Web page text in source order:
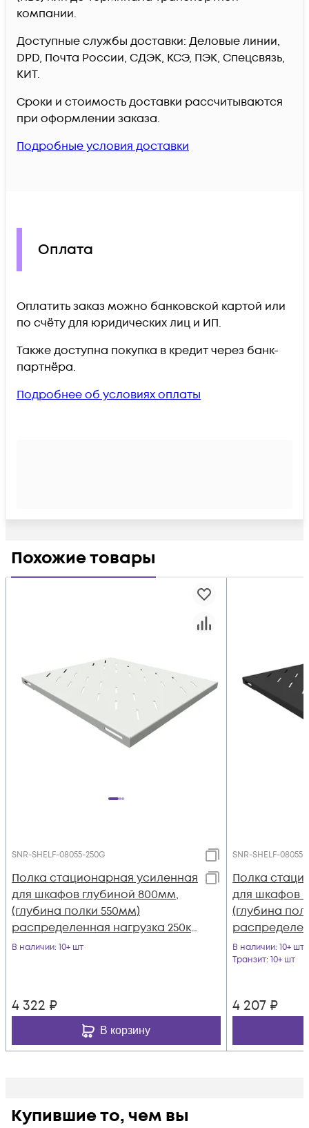
компании.
Доступные службы доставки: Деловые линии,
DPD, Почта России, СДЭК, КСЭ, ПЭК, Спецсвязь,
КИТ.
Сроки и стоимость доставки рассчитываются
при оформлении заказа.
Подробные условия доставки
Оплата
Оплатить заказ можно банковской картой или
по счёту для юридических лиц и ИП.
Также доступна покупка в кредит через банк-
партнёра.
Подробнее об условиях оплаты
Похожие товары
SNR-SHELF-08055-250G
Полка стационарная усиленная
для шкафов глубиной 800мм,
(глубина полки 550мм)
распределенная нагрузка 250кг,
цвет-серый (SNR-SHELF-08055-
В наличии: 10+ шт
4 322 ₽
В корзину
SNR-SHELF-08055-
Полка
для шкафов
(глубина
цвет-черный
120B)
В наличии: 10+ шт
Транзит: 10+ шт
4 207 ₽
Купившие то, чем вы